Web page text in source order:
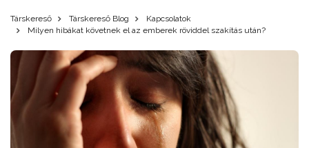
Társkereső Társkereső Blog
Kapcsolatok
Milyen hibákat követnek el az emberek röviddel szakítás után?